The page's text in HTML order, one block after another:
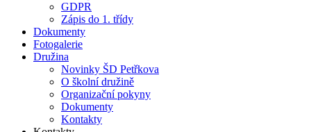
GDPR
Zápis do 1. třídy
Dokumenty
Fotogalerie
Družina
Novinky ŠD Petřkova
O školní družině
Organizační pokyny
Dokumenty
Kontakty